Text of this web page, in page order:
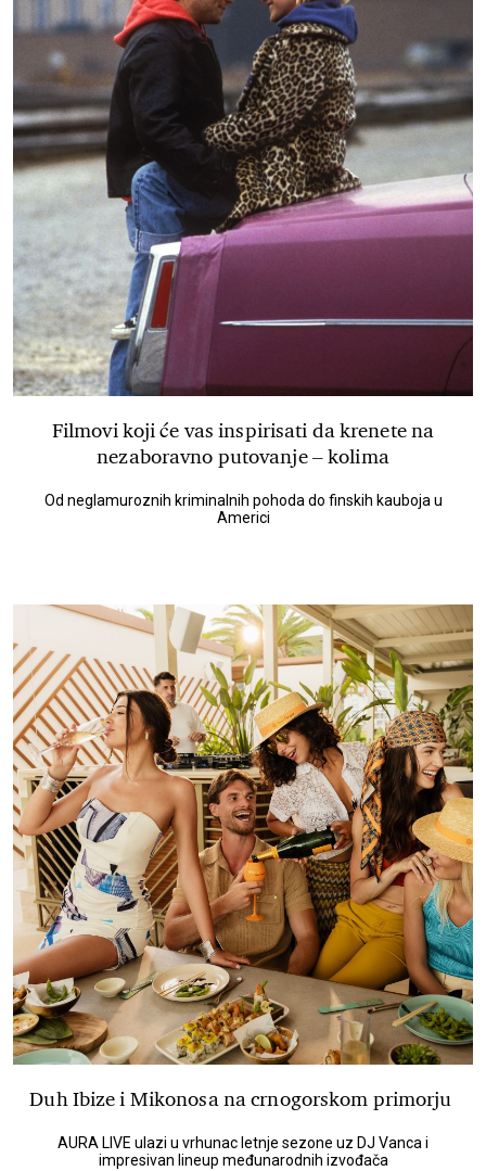
Filmovi koji će vas inspirisati da krenete na
nezaboravno putovanje – kolima
Od neglamuroznih kriminalnih pohoda do finskih kauboja u
Americi
Duh Ibize i Mikonosa na crnogorskom primorju
AURA LIVE ulazi u vrhunac letnje sezone uz DJ Vanca i
impresivan lineup međunarodnih izvođača